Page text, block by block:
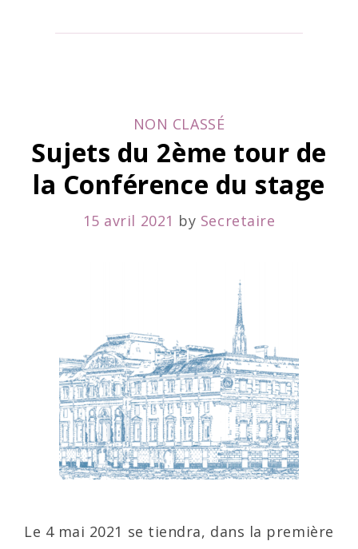
2ème
tour
CATEGORIES
NON CLASSÉ
Sujets du 2ème tour de
la Conférence du stage
15 avril 2021 by Secretaire
Le 4 mai 2021 se tiendra, dans la première